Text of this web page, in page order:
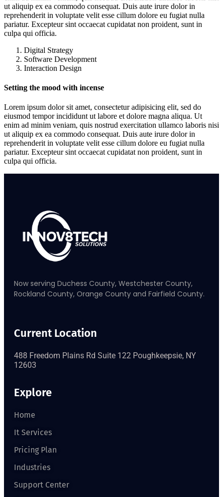
ut aliquip ex ea commodo consequat. Duis aute irure dolor in
reprehenderit in voluptate velit esse cillum dolore eu fugiat nulla
pariatur. Excepteur sint occaecat cupidatat non proident, sunt in
culpa qui officia.
Digital Strategy
Software Development
Interaction Design
Setting the mood with incense
Lorem ipsum dolor sit amet, consectetur adipisicing elit, sed do
eiusmod tempor incididunt ut labore et dolore magna aliqua. Ut
enim ad minim veniam, quis nostrud exercitation ullamco laboris nisi
ut aliquip ex ea commodo consequat. Duis aute irure dolor in
reprehenderit in voluptate velit esse cillum dolore eu fugiat nulla
pariatur. Excepteur sint occaecat cupidatat non proident, sunt in
culpa qui officia.
Now serving Duchess County, Westchester County,
Rockland County, Orange County and Fairfield County.
Current Location
488 Freedom Plains Rd Suite 122 Poughkeepsie, NY
12603
Explore
Home
It Services
Pricing Plan
Industries
Support Center